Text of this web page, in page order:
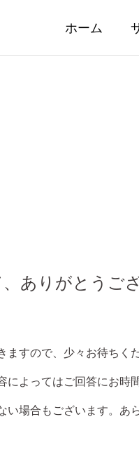
ホーム
ありがとうご
すので、少々お待ちく
によってはご回答にお時
い場合もございます。あ